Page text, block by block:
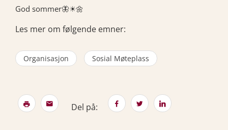
God sommer🦋☀🌼
Les mer om følgende emner:
Organisasjon Sosial Møteplass
Del på: